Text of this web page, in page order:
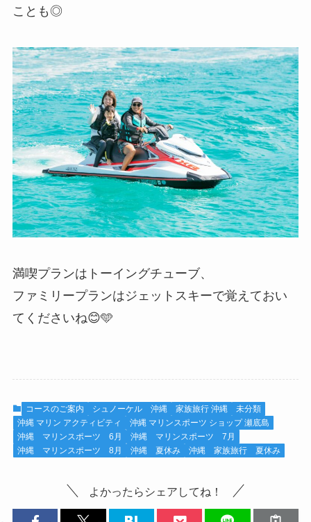
ことも◎
満喫プランはトーイングチューブ、
ファミリープランはジェットスキーで覚えておい
てくださいね😊🩵
コースのご案内 シュノーケル 沖縄 家族旅行 沖縄
未分類
沖縄 マリン アクティビティ
沖縄 マリンスポーツ ショップ 瀬底島
沖縄 マリンスポーツ 6月
沖縄 マリンスポーツ 7月
沖縄 マリンスポーツ 8月
沖縄 夏休み 沖縄 家族旅行 夏休み
よかったらシェアしてね！